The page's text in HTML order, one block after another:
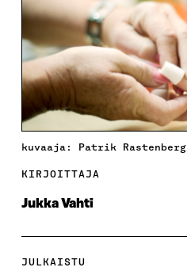
kuvaaja: Patrik Rastenberg
KIRJOITTAJA
Jukka Vahti
JULKAISTU